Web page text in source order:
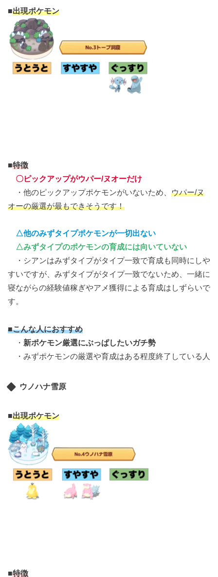
■出現ポケモン
■特徴
〇ピックアップがウパー/ヌオーだけ
・他のピックアップポケモンがいないため、 ウパー/ヌ
オーの厳選が最もできそうです！
△他のみずタイプポケモンが一切出ない
△みずタイプのポケモンの育成には向いていない
・シアンはみずタイプがタイプ一致で育成も同時にしや
すいですが、みずタイプがタイプ一致でないため、一緒に
寝ながらの経験値稼ぎやアメ獲得による育成はしずらいで
す。
■こんな人におすすめ
・ 新ポケモン厳選にぶっぱしたいガチ勢
・みずポケモンの厳選や育成はある程度終了している人
ウノハナ雪原
■出現ポケモン
■特徴